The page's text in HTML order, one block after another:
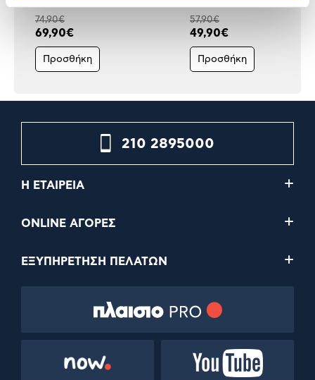
74,90€
69,90€
Προσθήκη
57,90€
49,90€
Προσθήκη
210 2895000
Η ΕΤΑΙΡΕΙΑ
ONLINE ΑΓΟΡΕΣ
ΕΞΥΠΗΡΕΤΗΣΗ ΠΕΛΑΤΩΝ